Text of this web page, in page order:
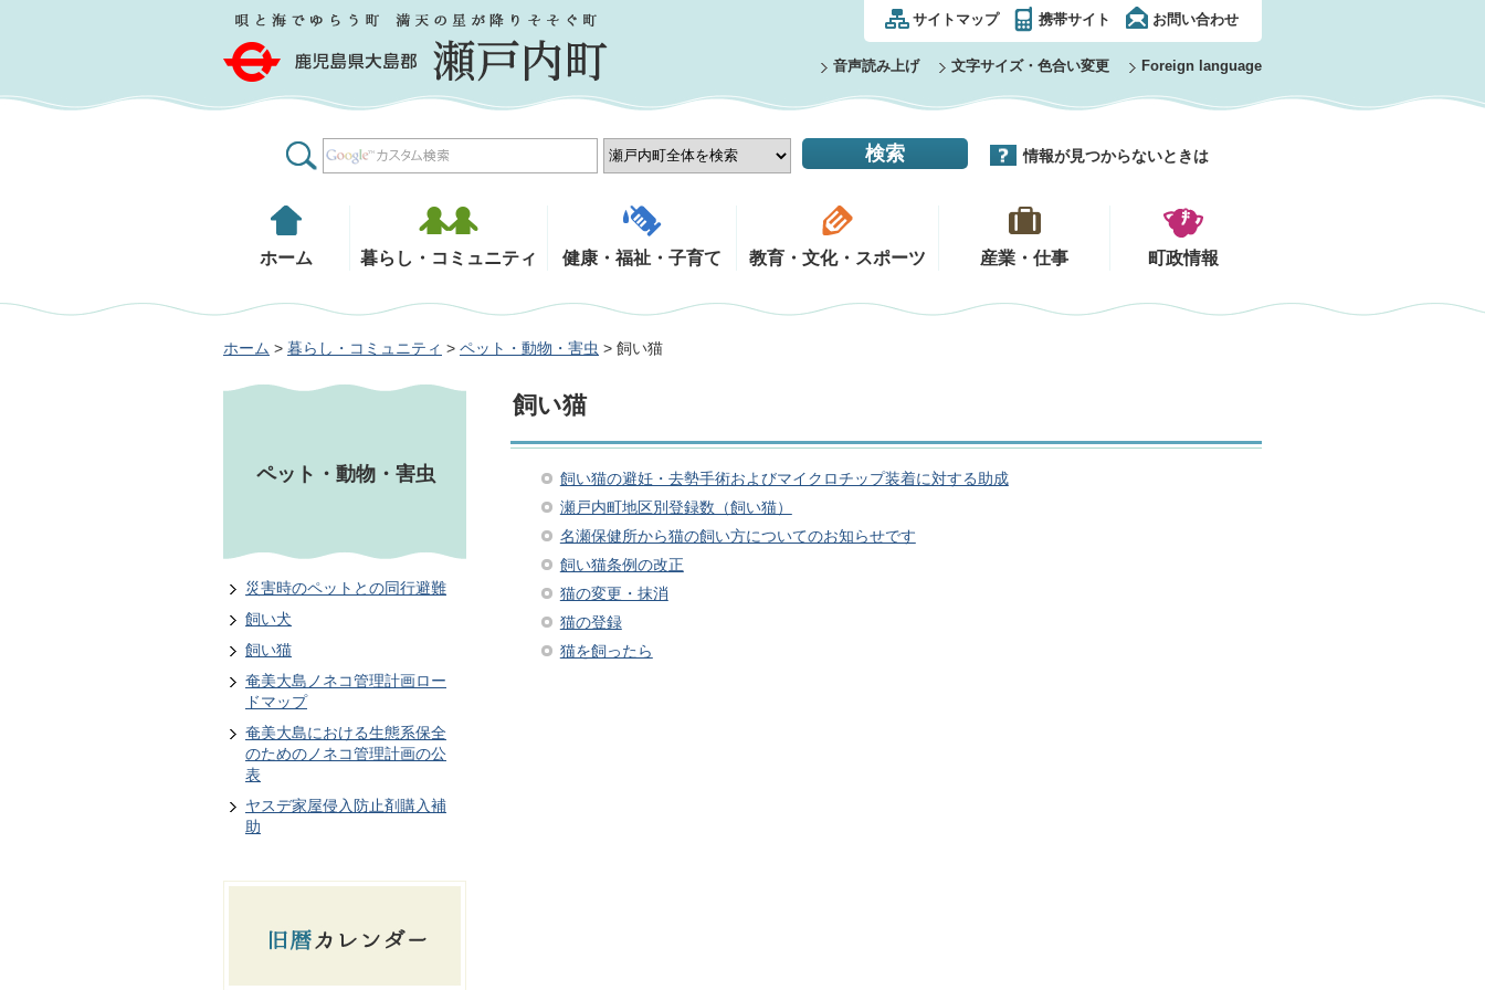
鹿児島県大島郡 瀬戸内町 サイトマップ 携帯サイト お問い合わせ
音声読み上げ 文字サイズ・色合い変更 Foreign language
情報が見つからないときは
ホーム 暮らし・コミュニティ 健康・福祉・子育て 教育・文化・スポーツ 産業・仕事 町政情報
ホーム > 暮らし・コミュニティ > ペット・動物・害虫 > 飼い猫
ペット・動物・害虫
災害時のペットとの同行避難
飼い犬
飼い猫
奄美大島ノネコ管理計画ロー
ドマップ
奄美大島における生態系保全
のためのノネコ管理計画の公
表
ヤスデ家屋侵入防止剤購入補
助
飼い猫
飼い猫の避妊・去勢手術およびマイクロチップ装着に対する助成
瀬戸内町地区別登録数（飼い猫）
名瀬保健所から猫の飼い方についてのお知らせです
飼い猫条例の改正
猫の変更・抹消
猫の登録
猫を飼ったら